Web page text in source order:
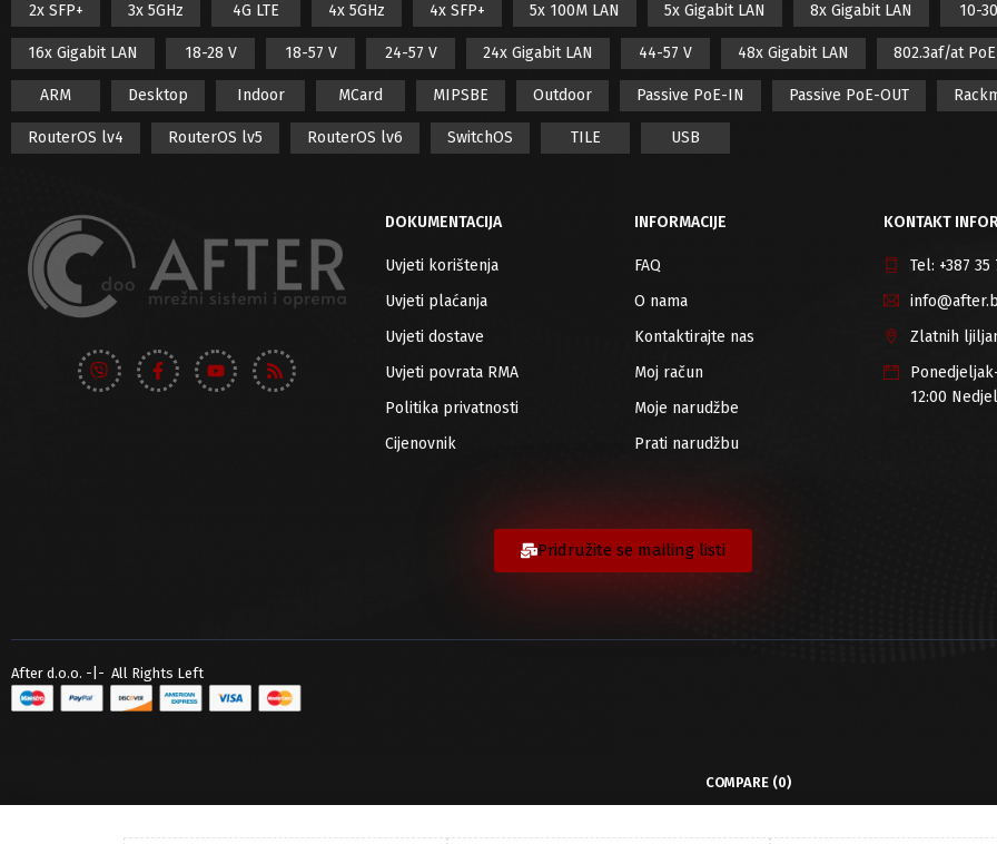
2x SFP+ 3x 5GHz 4G LTE 4x 5GHz 4x SFP+ 5x 100M LAN 5x Gigabit LAN 8x Gigabit LAN 10-
16x Gigabit LAN 18-28 V 18-57 V 24-57 V 24x Gigabit LAN 44-57 V 48x Gigabit LAN 802.3af/at
ARM Desktop Indoor MCard MIPSBE Outdoor Passive PoE-IN Passive PoE-OUT
RouterOS lv4 RouterOS lv5 RouterOS lv6 SwitchOS TILE USB
DOKUMENTACIJA
Uvjeti korištenja
Uvjeti plaćanja
Uvjeti dostave
Uvjeti povrata RMA
Politika privatnosti
Cijenovnik
INFORMACIJE
FAQ
O nama
Kontaktirajte nas
Moj račun
Moje narudžbe
Prati narudžbu
KONTAKT
Tel: +387 35
Zlatnih
12:00
Pridružite se mailing listi
After d.o.o. -|- All Rights Left
COMPARE (0)